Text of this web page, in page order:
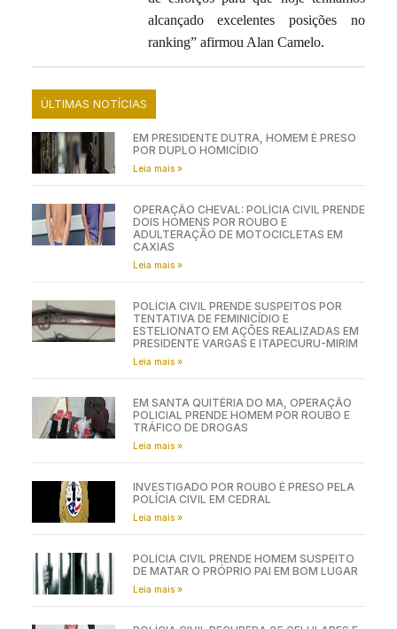
alcançado excelentes posições no
ranking” afirmou Alan Camelo.
ÚLTIMAS NOTÍCIAS
EM PRESIDENTE DUTRA, HOMEM É PRESO
POR DUPLO HOMICÍDIO
Leia mais »
OPERAÇÃO CHEVAL: POLÍCIA CIVIL PRENDE
DOIS HOMENS POR ROUBO E
ADULTERAÇÃO DE MOTOCICLETAS EM
CAXIAS
Leia mais »
POLÍCIA CIVIL PRENDE SUSPEITOS POR
TENTATIVA DE FEMINICÍDIO E
ESTELIONATO EM AÇÕES REALIZADAS EM
PRESIDENTE VARGAS E ITAPECURU-MIRIM
Leia mais »
EM SANTA QUITÉRIA DO MA, OPERAÇÃO
POLICIAL PRENDE HOMEM POR ROUBO E
TRÁFICO DE DROGAS
Leia mais »
INVESTIGADO POR ROUBO É PRESO PELA
POLÍCIA CIVIL EM CEDRAL
Leia mais »
POLÍCIA CIVIL PRENDE HOMEM SUSPEITO
DE MATAR O PRÓPRIO PAI EM BOM LUGAR
Leia mais »